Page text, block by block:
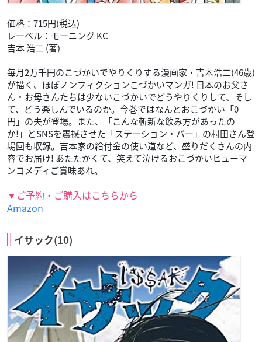
価格：715円(税込)
レーベル：モーニング KC
吉本 浩二 (著)
毎月2万千円のこづかいでやりくりする漫画家・吉本浩二(46歳)
が描く、ほぼノンフィクションこづかいマンガ! 日本のお父さ
ん・お母さんたちは少ないこづかいでどうやりくりして、そし
て、どう楽しんでいるのか。今巻ではなんとおこづかい「0
円」の夫が登場。また、「こんな斬新な飲み方があったの
か!」とSNSを震撼させた「ステーション・バー」の村田さん登
場回も収録。吉本家の給付金の使い道など、盛りだくさんの内
容でお届け! あたたかくて、笑えて泣けるおこづかいヒューマ
ンコメディご賞味あれ。
▼ご予約・ご購入はこちらから
Amazon
イサック(10)